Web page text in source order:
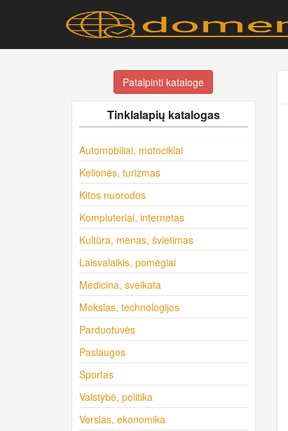
Patalpinti kataloge
Tinklalapių katalogas
Automobiliai, motociklai
Kelionės, turizmas
Kitos nuorodos
Kompiuteriai, internetas
Kultūra, menas, švietimas
Laisvalaikis, pomėgiai
Medicina, sveikata
Mokslas, technologijos
Parduotuvės
Paslaugos
Sportas
Valstybė, politika
Verslas, ekonomika